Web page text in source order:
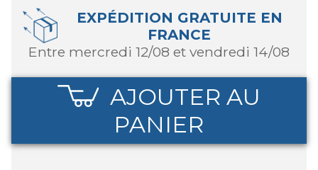
EXPÉDITION GRATUITE EN
FRANCE
entre mercredi 12/08 et vendredi 14/08
AJOUTER AU
PANIER